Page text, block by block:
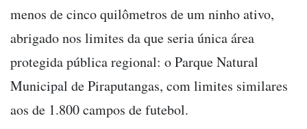
menos de cinco quilômetros de um ninho ativo,
abrigado nos limites da que seria única área
protegida pública regional: o Parque Natural
Municipal de Piraputangas, com limites similares
aos de 1.800 campos de futebol.